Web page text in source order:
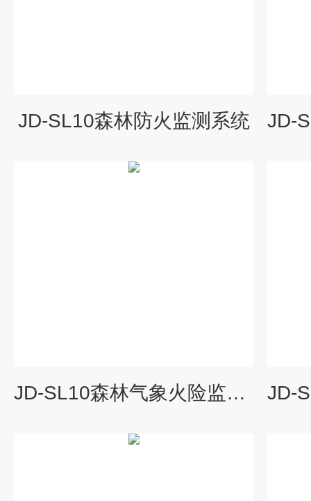
JD-SL10森林防火监测系统
JD-SL10森林气象火险监测站